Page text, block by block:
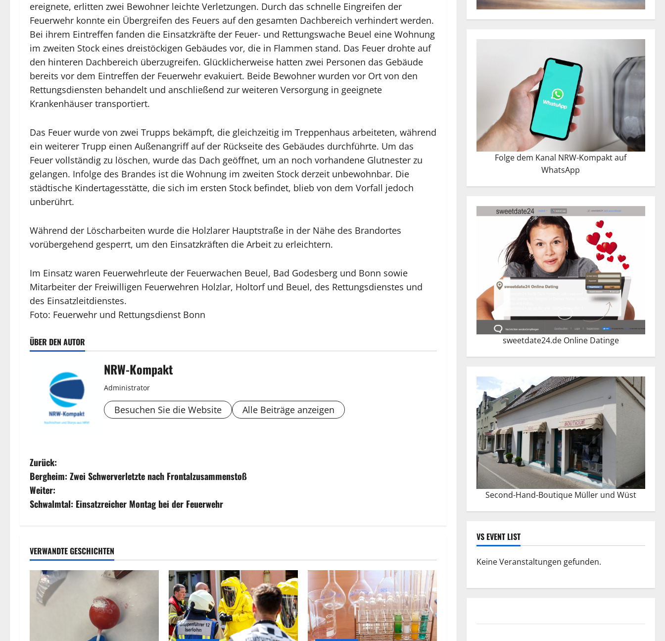
ereignete, erlitten zwei Bewohner leichte Verletzungen. Durch das schnelle Eingreifen der
Feuerwehr konnte ein Übergreifen des Feuers auf den gesamten Dachbereich verhindert werden.
Bei ihrem Eintreffen fanden die Einsatzkräfte der Feuer- und Rettungswache Beuel eine Wohnung
im zweiten Stock eines dreistöckigen Gebäudes vor, die in Flammen stand. Das Feuer drohte auf
den hinteren Dachbereich überzugreifen. Glücklicherweise hatten zwei Personen das Gebäude
bereits vor dem Eintreffen der Feuerwehr evakuiert. Beide Bewohner wurden vor Ort von den
Rettungsdiensten behandelt und anschließend zur weiteren Versorgung in geeignete
Krankenhäuser transportiert.
Das Feuer wurde von zwei Trupps bekämpft, die gleichzeitig im Treppenhaus arbeiteten, während
ein weiterer Trupp einen Außenangriff auf der Rückseite des Gebäudes durchführte. Um das
Feuer vollständig zu löschen, wurde das Dach geöffnet, um an noch vorhandene Glutnester zu
gelangen. Infolge des Brandes ist die Wohnung im zweiten Stock derzeit unbewohnbar. Die
städtische Kindertagesstätte, die sich im ersten Stock befindet, blieb von dem Vorfall jedoch
unberührt.
Während der Löscharbeiten wurde die Holzlarer Hauptstraße in der Nähe des Brandortes
vorübergehend gesperrt, um den Einsatzkräften die Arbeit zu erleichtern.
Im Einsatz waren Feuerwehrleute der Feuerwachen Beuel, Bad Godesberg und Bonn sowie
Mitarbeiter der Freiwilligen Feuerwehren Holzlar, Holtorf und Beuel, des Rettungsdienstes und
des Einsatzleitdienstes.
Foto: Feuerwehr und Rettungsdienst Bonn
ÜBER DEN AUTOR
NRW-Kompakt
Administrator
Besuchen Sie die Website Alle Beiträge anzeigen
B
e
i
r
a
Zurück:
Bergheim: Zwei Schwerverletzte nach Frontalzusammenstoß
Weiter:
Schwalmtal: Einsatzreicher Montag bei der Feuerwehr
VERWANDTE GESCHICHTEN
Folge dem Kanal NRW-Kompakt auf
WhatsApp
sweetdate24.de Online Datinge
Second-Hand-Boutique Müller und Wüst
VS EVENT LIST
Keine Veranstaltungen gefunden.